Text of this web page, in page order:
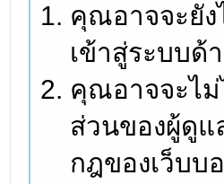
คุณอาจจะยัง
เข้าสู่ระบบด้
คุณอาจจะไ
ส่วนของผู้ดู
กฎของเว็บบ